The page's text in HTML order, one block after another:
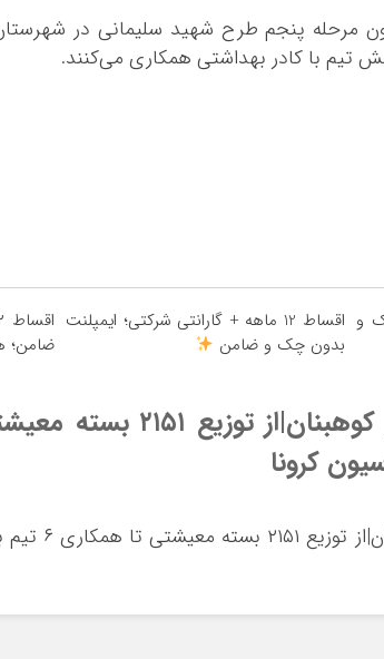
مرحله پنجم طرح شهید سلیمانی در
تیم با کادر بهداشتی همکاری می‌کنند.
و
اقساط 12 ماهه + گارانتی شرکتی؛ ایمپلنت
بدون چک و ضامن
اقساط ۱۲ ماهه ایمپلنت
ضامن؛
کرونا
طرح شهید